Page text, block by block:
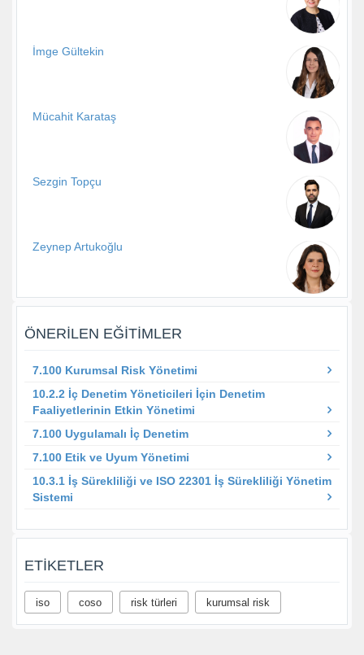
İmge Gültekin
Mücahit Karataş
Sezgin Topçu
Zeynep Artukoğlu
ÖNERILEN EĞITIMLER
7.100 Kurumsal Risk Yönetimi
10.2.2 İç Denetim Yöneticileri İçin Denetim
Faaliyetlerinin Etkin Yönetimi
7.100 Uygulamalı İç Denetim
7.100 Etik ve Uyum Yönetimi
10.3.1 İş Sürekliliği ve ISO 22301 İş Sürekliliği Yönetim
Sistemi
ETIKETLER
iso coso risk türleri kurumsal risk